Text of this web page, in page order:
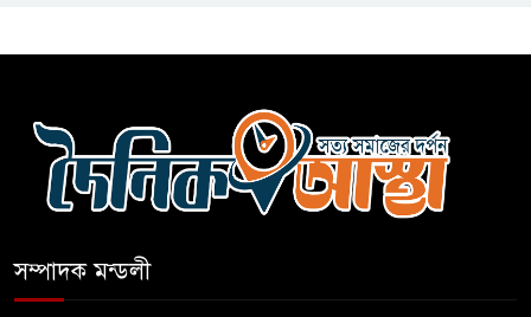
আছে ছাত্রদল
হযরত শাহজালাল বিমানবন্দরে
বলাকা লাউঞ্জে আগুন
সম্পাদক মন্ডলী